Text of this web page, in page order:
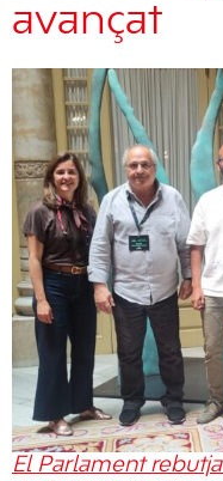
avançat
El Parlament